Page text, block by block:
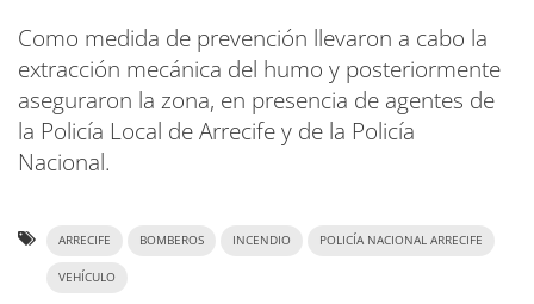
Como medida de prevención llevaron a cabo la
extracción mecánica del humo y posteriormente
aseguraron la zona, en presencia de agentes de
la Policía Local de Arrecife y de la Policía
Nacional.
ARRECIFE BOMBEROS INCENDIO POLICÍA NACIONAL ARRECIFE
VEHÍCULO